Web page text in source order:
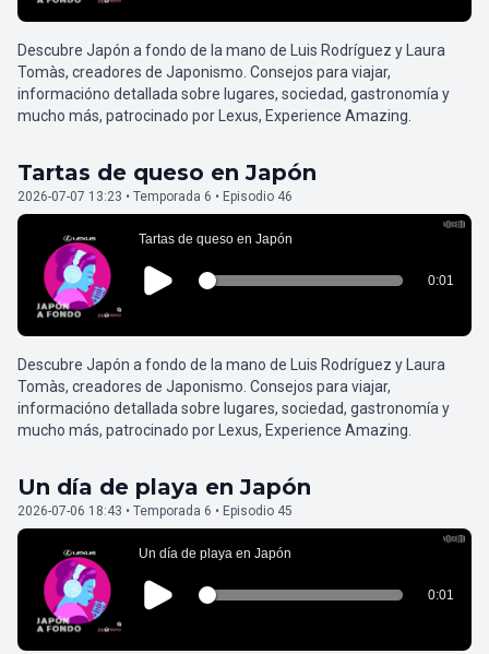
Descubre Japón a fondo de la mano de Luis Rodríguez y Laura
Tomàs, creadores de Japonismo. Consejos para viajar,
informacióno detallada sobre lugares, sociedad, gastronomía y
mucho más, patrocinado por Lexus, Experience Amazing.
Tartas de queso en Japón
2026-07-07 13:23 • Temporada 6 • Episodio 46
Descubre Japón a fondo de la mano de Luis Rodríguez y Laura
Tomàs, creadores de Japonismo. Consejos para viajar,
informacióno detallada sobre lugares, sociedad, gastronomía y
mucho más, patrocinado por Lexus, Experience Amazing.
Un día de playa en Japón
2026-07-06 18:43 • Temporada 6 • Episodio 45